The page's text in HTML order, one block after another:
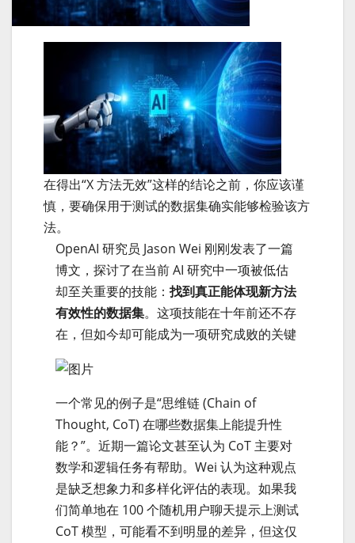
在得出“X 方法无效”这样的结论之前，你应该谨
慎，要确保用于测试的数据集确实能够检验该方
法。
OpenAI 研究员 Jason Wei 刚刚发表了一篇
博文，探讨了在当前 AI 研究中一项被低估
却至关重要的技能： 找到真正能体现新方法
有效性的数据集。这项技能在十年前还不存
在，但如今却可能成为一项研究成败的关键
一个常见的例子是“思维链 (Chain of
Thought, CoT) 在哪些数据集上能提升性
能？”。近期一篇论文甚至认为 CoT 主要对
数学和逻辑任务有帮助。Wei 认为这种观点
是缺乏想象力和多样化评估的表现。如果我
们简单地在 100 个随机用户聊天提示上测试
CoT 模型，可能看不到明显的差异，但这仅